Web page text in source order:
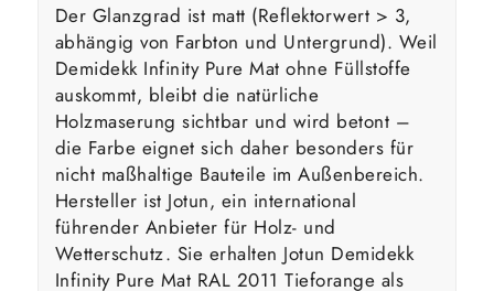
Der Glanzgrad ist matt (Reflektorwert > 3,
abhängig von Farbton und Untergrund). Weil
Demidekk Infinity Pure Mat ohne Füllstoffe
auskommt, bleibt die natürliche
Holzmaserung sichtbar und wird betont –
die Farbe eignet sich daher besonders für
nicht maßhaltige Bauteile im Außenbereich.
Hersteller ist Jotun, ein international
führender Anbieter für Holz- und
Wetterschutz. Sie erhalten Jotun Demidekk
Infinity Pure Mat RAL 2011 Tieforange als